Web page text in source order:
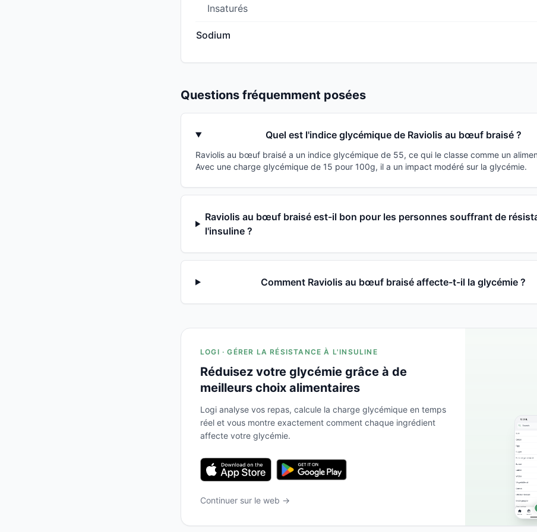
Insaturés
Sodium
Questions fréquemment posées
Quel est l'indice glycémique de Raviolis au bœuf braisé ?
Raviolis au bœuf braisé a un indice glycémique de 55, ce qui le classe comme un
Avec une charge glycémique de 15 pour 100g, il a un impact modéré sur la glycémie.
Raviolis au bœuf braisé est-il bon pour les personnes souffrant de
l'insuline ?
Comment Raviolis au bœuf braisé affecte-t-il la glycémie ?
LOGI · GÉRER LA RÉSISTANCE À L'INSULINE
Réduisez votre glycémie grâce à de
meilleurs choix alimentaires
Logi analyse vos repas, calcule la charge glycémique en temps
réel et vous montre exactement comment chaque ingrédient
affecte votre glycémie.
Continuer sur le web →